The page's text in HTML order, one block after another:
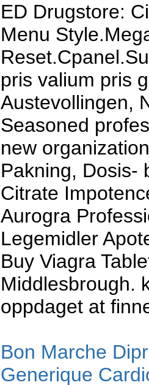
ED Drugstore:
Menu
pris valium pris
Austevollingen,
Seasoned
new
Pakning, Dosis-
Citrate
Aurogra
Legemidler
Buy Viagra
Middlesbrough.
oppdaget at
Bon Marche
Generique